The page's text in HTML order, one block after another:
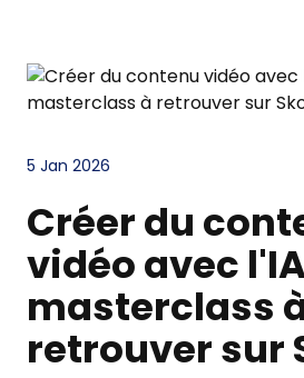
5 Jan 2026
Créer du
vidéo avec
masterclass
retrouver sur